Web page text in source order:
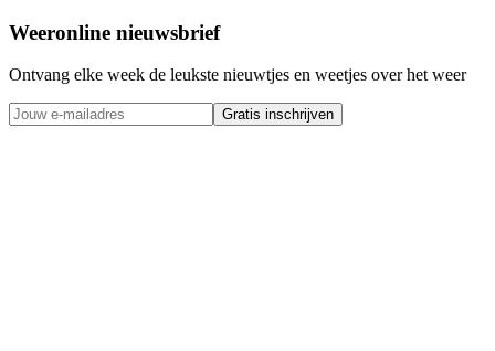
Weeronline nieuwsbrief
Ontvang elke week de leukste nieuwtjes en weetjes over het weer
Gratis inschrijven